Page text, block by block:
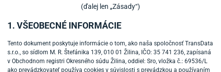
(ďalej len „Zásady“)
1. VŠEOBECNÉ INFORMÁCIE
Tento dokument poskytuje informácie o tom, ako naša spoločnosť TransData
s.r.o., so sídlom M. R. Štefánika 139, 010 01 Žilina, IČO: 35 741 236, zapísaná
v Obchodnom registri Okresného súdu Žilina, oddiel: Sro, vložka č.: 69536/L
ako prevádzkovateľ používa cookies v súvislosti s prevádzkou a používaním